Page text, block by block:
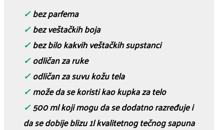
✓bez parfema
✓bez veštačkih boja
✓bez bilo kakvih veštačkih supstanci
✓odličan za ruke
✓odličan za suvu kožu tela
✓može da se koristi kao kupka za telo
✓500 ml koji mogu da se dodatno razređuje i
da se dobije blizu 1l kvalitetnog tečnog sapuna